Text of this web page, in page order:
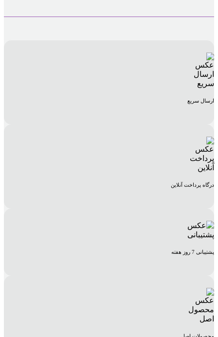
ارسال سریع
درگاه پرداخت آنلاین
پشتیبانی 7 روز هفته
محصولات اصل